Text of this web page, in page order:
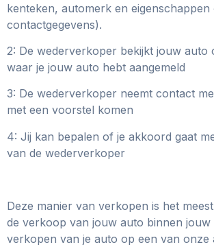
kenteken, automerk en eigenschappen
contactgegevens).
2: De wederverkoper bekijkt jouw auto
waar je jouw auto hebt aangemeld
3: De wederverkoper neemt contact
met een voorstel komen
4: Jij kan bepalen of je akkoord gaat
van de wederverkoper
Deze manier van verkopen is het
de verkoop van jouw auto binnen
verkopen van je auto op een van onze